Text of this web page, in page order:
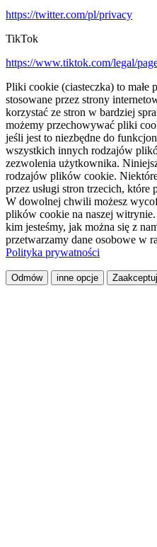
https://twitter.com/pl/privacy
TikTok
https://www.tiktok.com/legal/
Pliki cookie (ciasteczka) to
stosowane przez strony
korzystać ze stron w bardziej
możemy przechowywać pliki
jeśli jest to niezbędne do
wszystkich innych rodzajów
zezwolenia użytkownika.
rodzajów plików cookie.
przez usługi stron trzecich, które
W dowolnej chwili możesz
plików cookie na naszej
kim jesteśmy, jak można się z
przetwarzamy dane osobowe w
Polityka prywatności
Odmów inne opcje